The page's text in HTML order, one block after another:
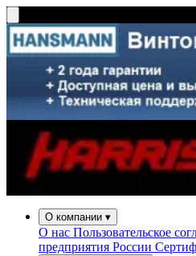
О компании ▾
О нас Пользовательское
предприятия России